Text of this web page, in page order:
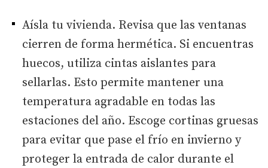
Aísla tu vivienda. Revisa que las ventanas
cierren de forma hermética. Si encuentras
huecos, utiliza cintas aislantes para
sellarlas. Esto permite mantener una
temperatura agradable en todas las
estaciones del año. Escoge cortinas gruesas
para evitar que pase el frío en invierno y
proteger la entrada de calor durante el